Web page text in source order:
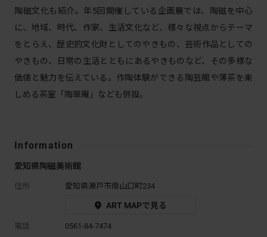
陶磁文化も紹介。年5回開催している企画展では、陶磁を中心
に、地域、時代、作家、生活文化など、様々な視点からテーマ
をとらえ、歴史的文化財としてのやきもの、芸術作品としての
やきもの、日常の生活とともにあるやきものなど、その多様な
価値と魅力を伝えている。作陶体験ができる陶芸館や薄茶を楽
しめる茶室「陶翠庵」なども併設。
Information
愛知県陶磁美術館
住所 愛知県瀬戸市南山口町234
ART MAPで見る
電話
0561-84-7474